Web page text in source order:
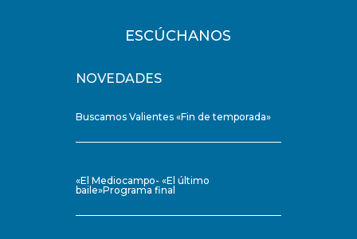
ESCÚCHANOS
NOVEDADES
Buscamos Valientes «Fin de temporada»
«El Mediocampo- «El último
baile»Programa final